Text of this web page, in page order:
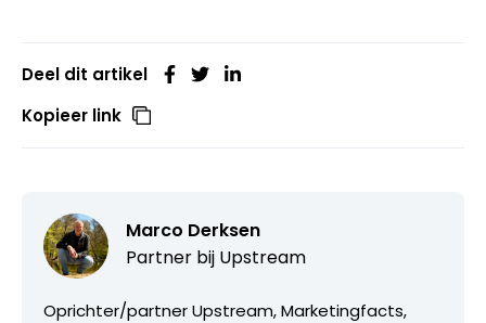
Deel dit artikel
Kopieer link
Marco Derksen
Partner bij Upstream
Oprichter/partner Upstream, Marketingfacts,